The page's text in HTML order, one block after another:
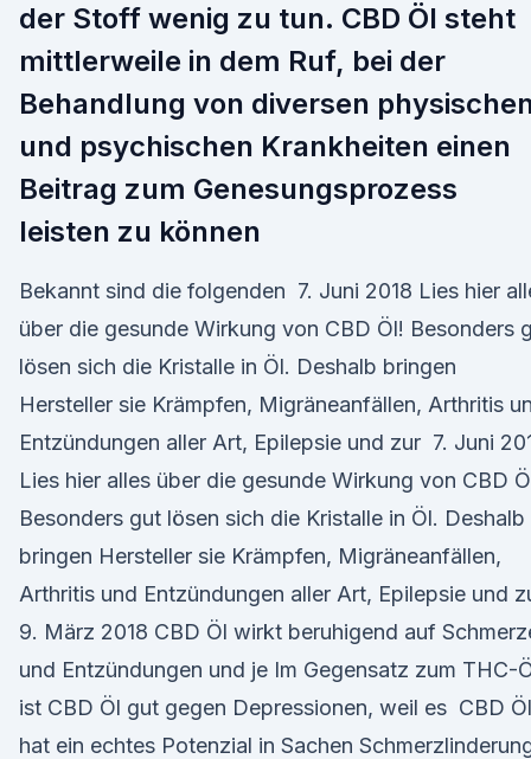
der Stoff wenig zu tun. CBD Öl steht
mittlerweile in dem Ruf, bei der
Behandlung von diversen
und psychischen Krankheiten einen
Beitrag zum Genesungsprozess
leisten zu können
Bekannt sind die folgenden 7. Juni 2018 Lies hier
über die gesunde Wirkung von CBD Öl! Besonders
lösen sich die Kristalle in Öl. Deshalb bringen
Hersteller sie Krämpfen, Migräneanfällen, Arthritis
Entzündungen aller Art, Epilepsie und zur 7. Juni
Lies hier alles über die gesunde Wirkung von CBD
Besonders gut lösen sich die Kristalle in Öl. Deshalb
bringen Hersteller sie Krämpfen, Migräneanfällen,
Arthritis und Entzündungen aller Art, Epilepsie und
9. März 2018 CBD Öl wirkt beruhigend auf
und Entzündungen und je Im Gegensatz zum THC-
ist CBD Öl gut gegen Depressionen, weil es CBD Öl
hat ein echtes Potenzial in Sachen